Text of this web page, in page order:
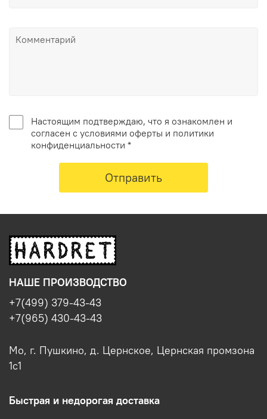
Настоящим подтверждаю, что я ознакомлен и
согласен с условиями оферты и политики
конфиденциальности *
Отправить
НАШЕ ПРОИЗВОДСТВО
+7(499) 379-43-43
+7(965) 430-43-43
Мо, г. Пушкино, д. Цернское, Цернская промзона
1с1
Быстрая и недорогая доставка